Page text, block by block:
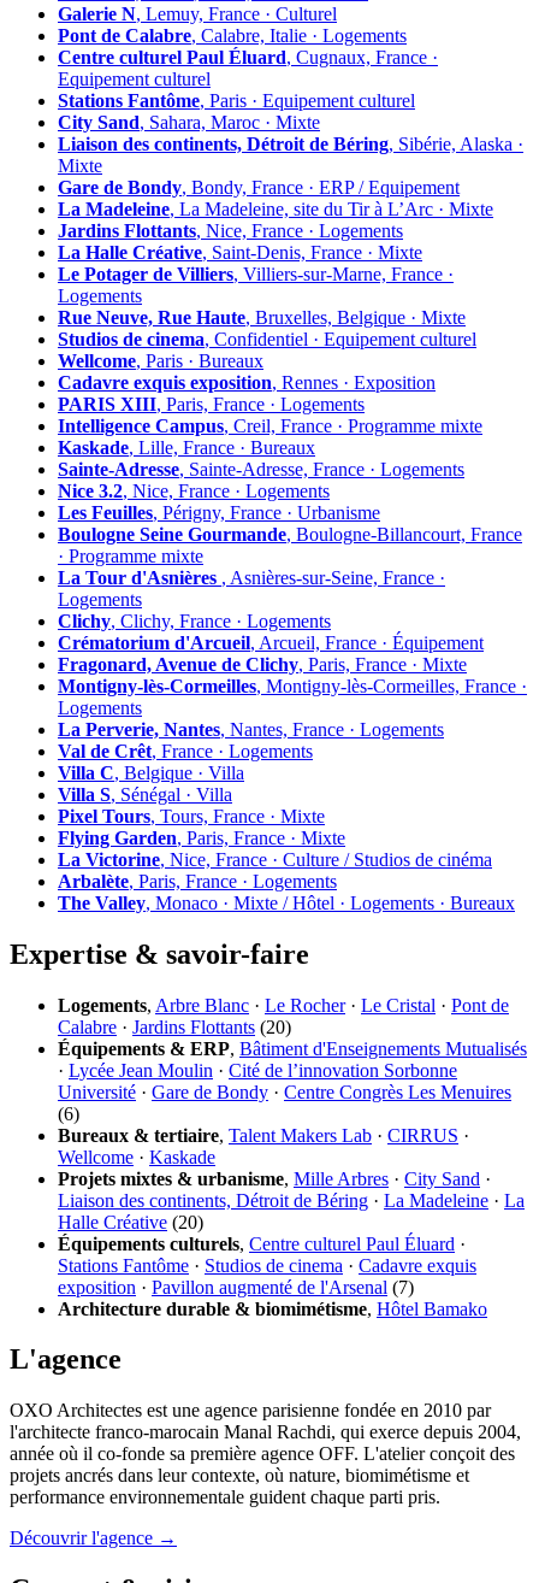
Galerie N, Lemuy, France · Culturel
Pont de Calabre, Calabre, Italie · Logements
Centre culturel Paul Éluard, Cugnaux, France ·
Equipement culturel
Stations Fantôme, Paris · Equipement culturel
City Sand, Sahara, Maroc · Mixte
Liaison des continents, Détroit de Béring, Sibérie, Alaska ·
Mixte
Gare de Bondy, Bondy, France · ERP / Equipement
La Madeleine, La Madeleine, site du Tir à L’Arc · Mixte
Jardins Flottants, Nice, France · Logements
La Halle Créative, Saint-Denis, France · Mixte
Le Potager de Villiers, Villiers-sur-Marne, France ·
Logements
Rue Neuve, Rue Haute, Bruxelles, Belgique · Mixte
Studios de cinema, Confidentiel · Equipement culturel
Wellcome, Paris · Bureaux
Cadavre exquis exposition, Rennes · Exposition
PARIS XIII, Paris, France · Logements
Intelligence Campus, Creil, France · Programme mixte
Kaskade, Lille, France · Bureaux
Sainte-Adresse, Sainte-Adresse, France · Logements
Nice 3.2, Nice, France · Logements
Les Feuilles, Périgny, France · Urbanisme
Boulogne Seine Gourmande, Boulogne-Billancourt, France
· Programme mixte
La Tour d'Asnières , Asnières-sur-Seine, France ·
Logements
Clichy, Clichy, France · Logements
Crématorium d'Arcueil, Arcueil, France · Équipement
Fragonard, Avenue de Clichy, Paris, France · Mixte
Montigny-lès-Cormeilles, Montigny-lès-Cormeilles, France ·
Logements
La Perverie, Nantes, Nantes, France · Logements
Val de Crêt, France · Logements
Villa C, Belgique · Villa
Villa S, Sénégal · Villa
Pixel Tours, Tours, France · Mixte
Flying Garden, Paris, France · Mixte
La Victorine, Nice, France · Culture / Studios de cinéma
Arbalète, Paris, France · Logements
The Valley, Monaco · Mixte / Hôtel · Logements · Bureaux
Expertise & savoir-faire
Logements, Arbre Blanc · Le Rocher· Le Cristal · Pont de
Calabre · Jardins Flottants (20)
Équipements & ERP, Bâtiment d'Enseignements Mutualisés
· Lycée Jean Moulin · Cité de l’innovation Sorbonne
Université · Gare de Bondy · Centre Congrès Les Menuires
(6)
Bureaux & tertiaire, Talent Makers Lab · CIRRUS ·
Wellcome · Kaskade
Projets mixtes & urbanisme, Mille Arbres · City Sand ·
Liaison des continents, Détroit de Béring · La Madeleine · La
Halle Créative (20)
Équipements culturels, Centre culturel Paul Éluard ·
Stations Fantôme · Studios de cinema · Cadavre exquis
exposition · Pavillon augmenté de l'Arsenal (7)
Architecture durable & biomimétisme, Hôtel Bamako
L'agence
OXO Architectes est une agence parisienne fondée en 2010 par
l'architecte franco-marocain Manal Rachdi, qui exerce depuis 2004,
année où il co-fonde sa première agence OFF. L'atelier conçoit des
projets ancrés dans leur contexte, où nature, biomimétisme et
performance environnementale guident chaque parti pris.
Découvrir l'agence →